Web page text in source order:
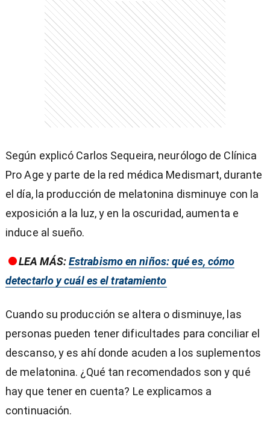
Según explicó Carlos Sequeira, neurólogo de Clínica
Pro Age y parte de la red médica Medismart, durante
el día, la producción de melatonina disminuye con la
exposición a la luz, y en la oscuridad, aumenta e
induce al sueño.
LEA MÁS:Estrabismo en niños: qué es, cómo
detectarlo y cuál es el tratamiento
Cuando su producción se altera o disminuye, las
personas pueden tener dificultades para conciliar el
descanso, y es ahí donde acuden a los suplementos
de melatonina. ¿Qué tan recomendados son y qué
hay que tener en cuenta? Le explicamos a
continuación.